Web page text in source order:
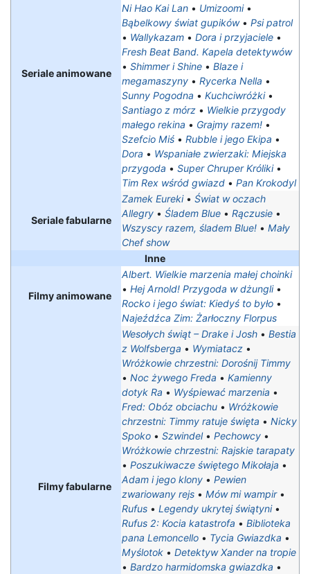
Seriale animowane
Ni Hao Kai Lan • Umizoomi•
Bąbelkowy świat gupików• Psi patrol
• Wallykazam • Dora i przyjaciele •
Fresh Beat Band. Kapela detektywów
• Shimmer i Shine • Blaze i
megamaszyny • Rycerka Nella •
Sunny Pogodna • Kuchciwróżki•
Santiago z mórz • Wielkie przygody
małego rekina • Grajmy razem! •
Szefcio Miś • Rubble i jego Ekipa •
Dora • Wspaniałe zwierzaki: Miejska
przygoda • Super Chruper Króliki•
Tim Rex wśród gwiazd • Pan Krokodyl
Seriale fabularne
Zamek Eureki• Świat w oczach
Allegry • Śladem Blue • Rączusie •
Wszyscy razem, śladem Blue! • Mały
Chef show
Inne
Filmy animowane
Albert. Wielkie marzenia małej choinki
• Hej Arnold! Przygoda w dżungli•
Rocko i jego świat: Kiedyś to było •
Najeźdźca Zim: Żarłoczny Florpus
Filmy fabularne
Wesołych świąt – Drake i Josh • Bestia
z Wolfsberga • Wymiatacz •
Wróżkowie chrzestni: Dorośnij Timmy
• Noc żywego Freda • Kamienny
dotyk Ra • Wyśpiewać marzenia •
Fred: Obóz obciachu • Wróżkowie
chrzestni: Timmy ratuje święta • Nicky
Spoko • Szwindel• Pechowcy •
Wróżkowie chrzestni: Rajskie tarapaty‎
• Poszukiwacze świętego Mikołaja •
Adam i jego klony • Pewien
zwariowany rejs • Mów mi wampir•
Rufus • Legendy ukrytej świątyni•
Rufus 2: Kocia katastrofa • Biblioteka
pana Lemoncello • Tycia Gwiazdka •
Myślotok • Detektyw Xander na tropie
• Bardzo harmidomska gwiazdka •